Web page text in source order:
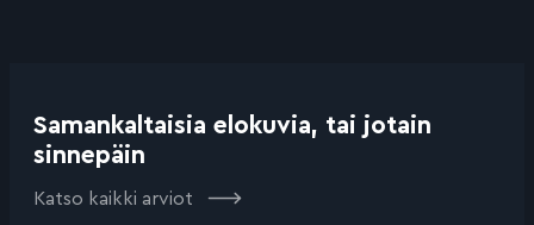
Samankaltaisia elokuvia, tai jotain
sinnepäin
Katso kaikki arviot